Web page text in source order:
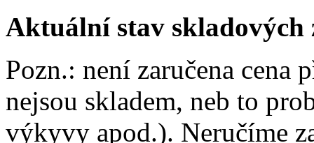
Aktuální stav skladových
Pozn.: není zaručena cena
nejsou skladem, neb to
výkyvy apod.). Neručíme